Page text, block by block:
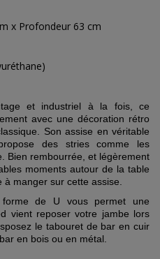
x Profondeur 63 cm
et industriel à la fois, ce
avec une décoration rétro
Son assise en véritable
des stries comme les
Bien rembourrée, et légèrement
moments autour de la table
manger sur cette assise.
de U vous permet une
vient reposer votre jambe lors
le tabouret de bar en cuir
en bois ou en métal.